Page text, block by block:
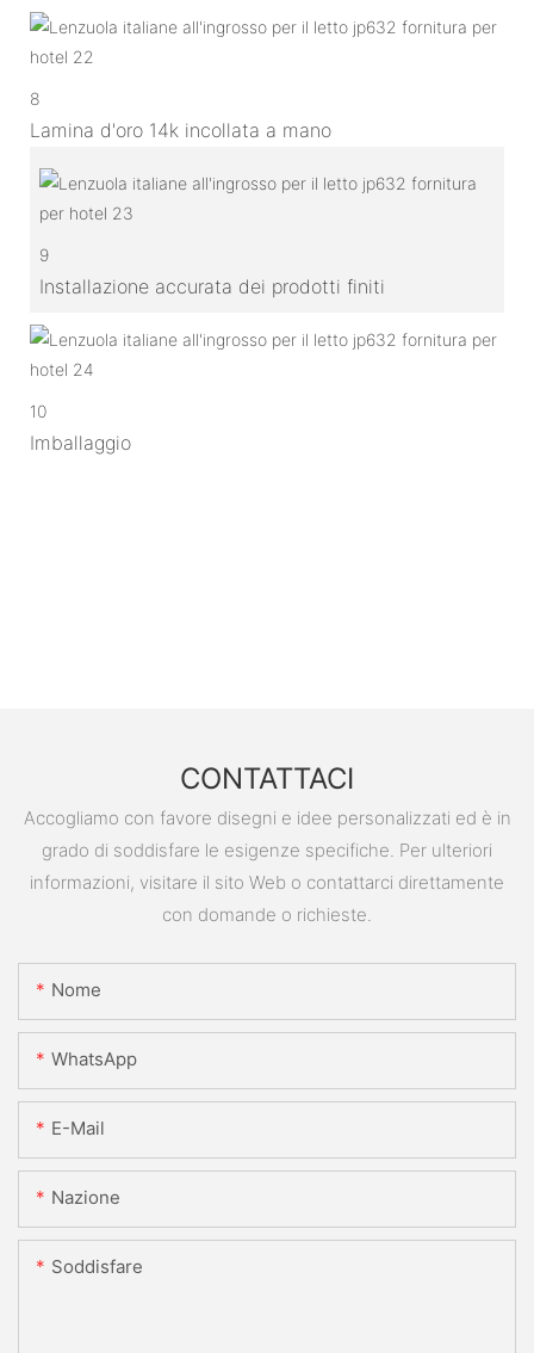
8
Lamina d'oro 14k incollata a mano
9
Installazione accurata dei prodotti finiti
10
Imballaggio
CONTATTACI
Accogliamo con favore disegni e idee personalizzati ed è in
grado di soddisfare le esigenze specifiche. Per ulteriori
informazioni, visitare il sito Web o contattarci direttamente
con domande o richieste.
Nome
WhatsApp
E-Mail
Nazione
Soddisfare